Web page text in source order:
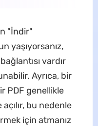
"İndir"
yaşıyorsanız,
vardır
Ayrıca, bir
PDF genellikle
bu nedenle
için atmanız